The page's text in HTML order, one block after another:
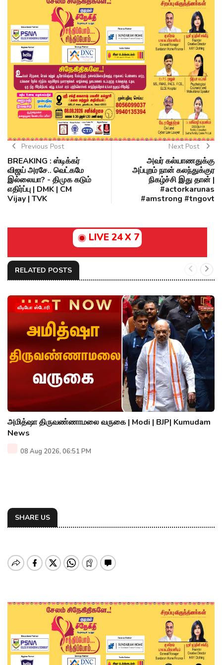
Previous Post
BREAKING : ஸ்டிக்கர்
விஜய் அரசே.. வெட்கமே
இல்லையா? - திமுக கடும்
எதிர்ப்பு | DMK | CM
Vijay | TVK
Next Post
அவர் கல்யாணதுக்கு
அப்புறம் நான் கலந்துக்குர
நிகழ்ச்சி இது தான் |
#actorkarunas
#amstrong #tngovt
LIVE 24 X 7
RELATED POSTS
வீடியோ ஸ்டோரி
அமித்ஷா திருவண்ணாமலை வருகை | Modi | BJP| Kumudam
News
08 Aug 2026, 06:51 PM
SHARE US